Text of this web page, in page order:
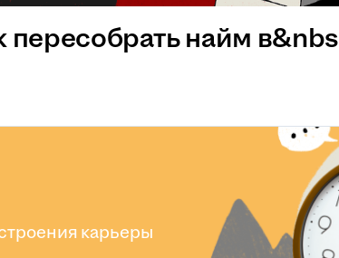
пересобрать найм
карьеры